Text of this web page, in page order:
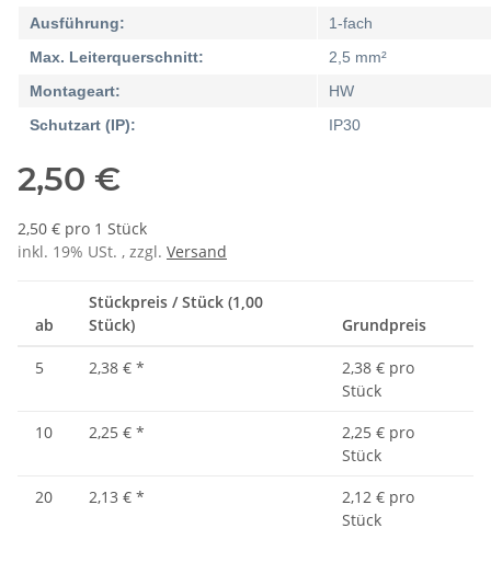
Ausführung:
1-fach
Max. Leiterquerschnitt:
2,5 mm²
Montageart:
HW
Schutzart (IP):
IP30
2,50 €
2,50 € pro 1 Stück
inkl. 19% USt. , zzgl. Versand
ab
Stückpreis / Stück (1,00
Stück)
Grundpreis
5 2,38 € *
2,38 € pro
Stück
10
2,25 € *
2,25 € pro
Stück
20
2,13 € *
2,12 € pro
Stück